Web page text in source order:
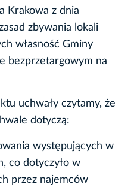
Krakowa z dnia
zbywania lokali
własność Gminy
bezprzetargowym na
uchwały czytamy, że
dotyczą:
występujących w
co dotyczyło w
przez najemców